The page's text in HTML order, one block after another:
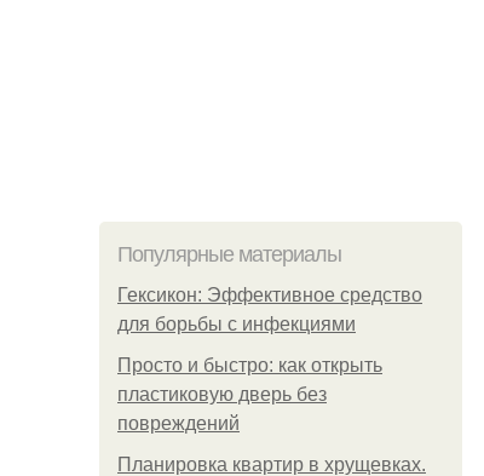
Популярные материалы
Гексикон: Эффективное средство
для борьбы с инфекциями
Просто и быстро: как открыть
пластиковую дверь без
повреждений
Планировка квартир в хрущевках.